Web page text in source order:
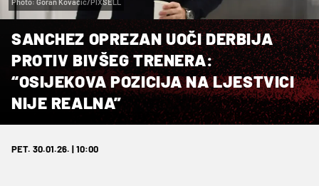
SANCHEZ OPREZAN UOČI DERBIJA
PROTIV BIVŠEG TRENERA:
“OSIJEKOVA POZICIJA NA LJESTVICI
NIJE REALNA”
PET. 30.01.26. | 10:00